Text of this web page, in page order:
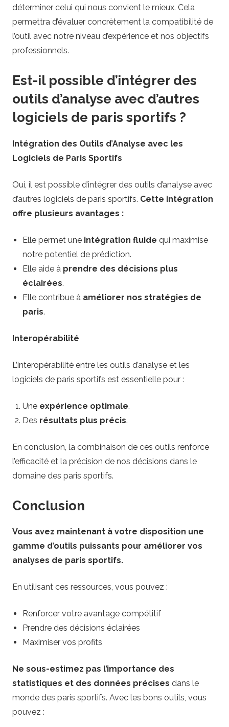
déterminer celui qui nous convient le mieux. Cela
permettra d’évaluer concrètement la compatibilité de
l’outil avec notre niveau d’expérience et nos objectifs
professionnels.
Est-il possible d’intégrer des
outils d’analyse avec d’autres
logiciels de paris sportifs ?
Intégration des Outils d’Analyse avec les
Logiciels de Paris Sportifs
Oui, il est possible d’intégrer des outils d’analyse avec
d’autres logiciels de paris sportifs. Cette intégration
offre plusieurs avantages :
Elle permet une intégration fluide qui maximise
notre potentiel de prédiction.
Elle aide à prendre des décisions plus
éclairées.
Elle contribue à améliorer nos stratégies de
paris.
Interopérabilité
L’interopérabilité entre les outils d’analyse et les
logiciels de paris sportifs est essentielle pour :
Une expérience optimale.
Des résultats plus précis.
En conclusion, la combinaison de ces outils renforce
l’efficacité et la précision de nos décisions dans le
domaine des paris sportifs.
Conclusion
Vous avez maintenant à votre disposition une
gamme d’outils puissants pour améliorer vos
analyses de paris sportifs.
En utilisant ces ressources, vous pouvez :
Renforcer votre avantage compétitif
Prendre des décisions éclairées
Maximiser vos profits
Ne sous-estimez pas l’importance des
statistiques et des données précises dans le
monde des paris sportifs. Avec les bons outils, vous
pouvez :